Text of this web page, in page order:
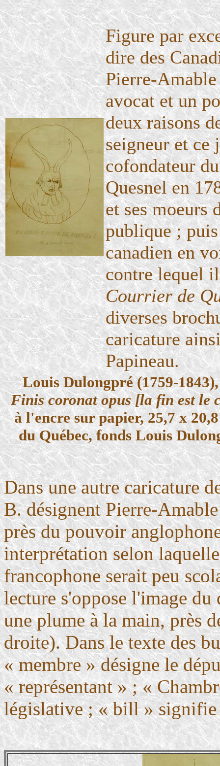
Figure par
dire des
Pierre-
avocat et un
deux raisons
seigneur et ce
cofondateur
Quesnel en
et ses moeurs
publique ;
canadien en
contre lequel
Courrier de
diverses
caricature
Papineau.
Louis Dulongpré (1759-
Finis coronat opus [la fin est le
à l'encre sur papier, 25,7 x
du Québec, fonds Louis
Dans une autre caricature
B. désignent Pierre-
près du pouvoir
interprétation selon
francophone serait peu
lecture s'oppose l'image
une plume à la main, près
droite). Dans le texte des
« membre » désigne le
« représentant » ; «
législative ; « bill »